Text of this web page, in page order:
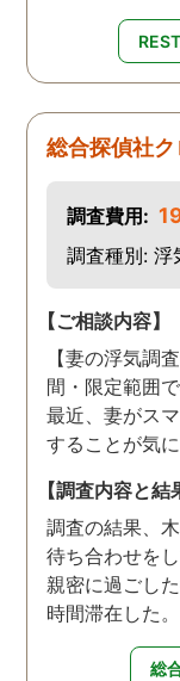
総合探偵社
調査費用:
調査種別: 浮
【ご相談内容】
【妻の浮気調
間・限定範囲
最近、妻がス
することが気
【調査内容と結
調査の結果、
待ち合わせを
親密に過ごし
時間滞在した
総